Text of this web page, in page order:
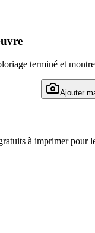
terminé et
Ajouter
à imprimer pour